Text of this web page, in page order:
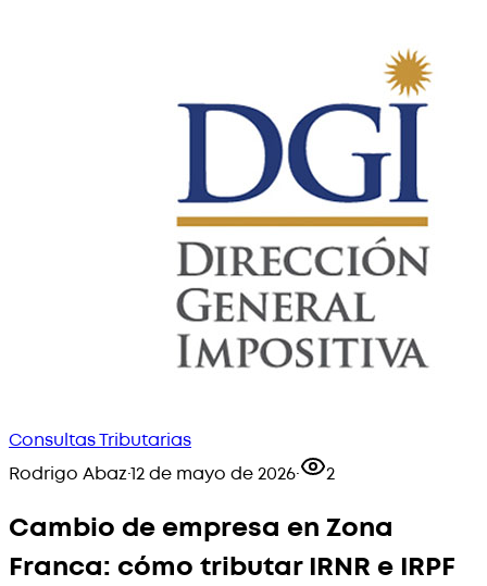
Consultas Tributarias
Rodrigo Abaz·12 de mayo de 2026· 2
Cambio de empresa en Zona
Franca: cómo tributar IRNR e IRPF